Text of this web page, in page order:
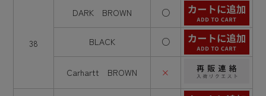
38
DARK BROWN ○
BLACK ○
Carhartt BROWN ×